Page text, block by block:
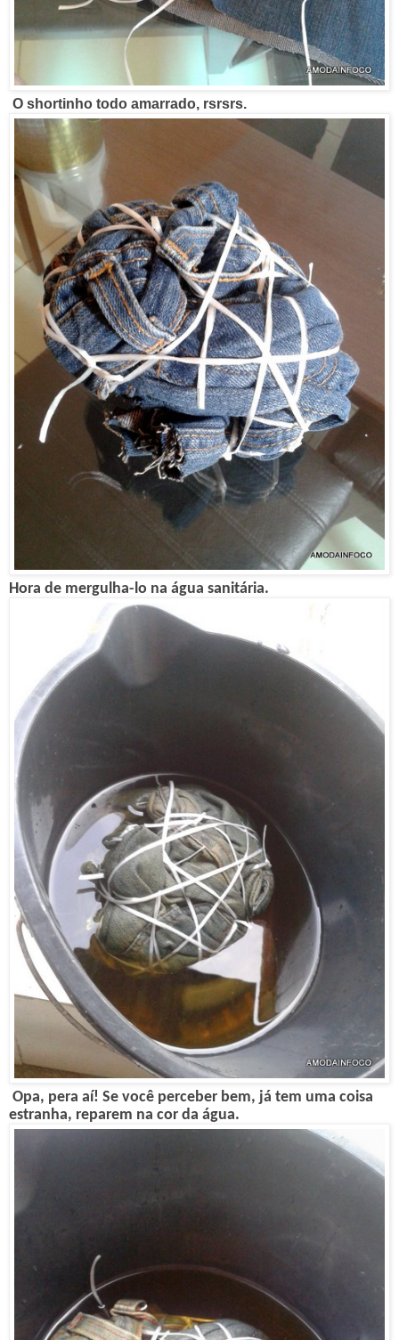
O shortinho todo amarrado, rsrsrs.
Hora de mergulha-lo na água sanitária.
Opa, pera aí! Se você perceber bem, já tem uma coisa
estranha, reparem na cor da água.